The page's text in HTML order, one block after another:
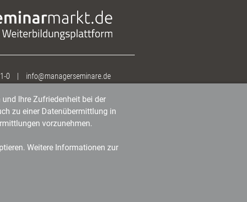
0 | info@managerseminare.de
Ihre Zufriedenheit bei der
zu einer Datenübermittlung in
vorzunehmen.
Weitere Informationen zur